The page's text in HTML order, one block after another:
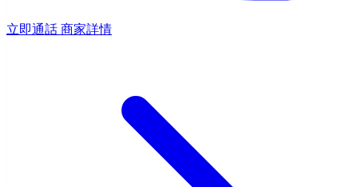
立即通話 商家詳情